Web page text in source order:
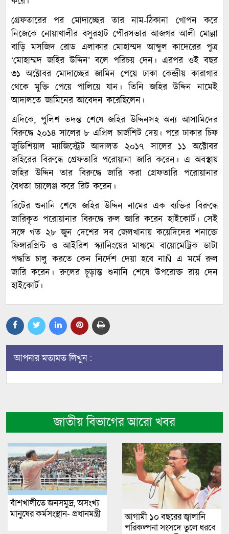
গ্রেফতারের পর মোদাচ্ছের তার নাম-ঠিকানা গোপন করে
নিজেকে নোয়াখালীর বসুরহাট পৌরসভার আজগর আলী মোল্লা
বাড়ি মসজিদ রোড এলাকার মোহাম্মদ আব্দুল কাদেরের পুত্র
‘মোহাম্মদ জহির উদ্দিন’ বলে পরিচয় দেন। এরপর ওই বছর
৩১ অক্টোবর মোদাচ্ছের জামিন পেয়ে ঢাকা কেন্দ্রীয় কারাগার
থেকে মুক্তি পেয়ে পালিয়ে যান। তিনি জহির উদ্দিন নামেই
আদালতে জামিনের আবেদন করেছিলেন।
এদিকে, পুলিশ তদন্ত শেষে জহির উদ্দিনসহ অন্য আসামিদের
বিরুদ্ধে ২০১৪ সালের ৮ এপ্রিল চার্জশিট দেয়। পরে ঢাকার চিফ
জুডিশিয়াল ম্যাজিস্ট্রেট আদালত ২০১৭ সালের ১১ অক্টোবর
জহিরের বিরুদ্ধে গ্রেফতারি পরোয়ানা জারি করেন। এ অবস্থায়
জহির উদ্দিন তার বিরুদ্ধে জারি করা গ্রেফতারি পরোয়ানার
বৈধতা চ্যালেঞ্জ করে রিট করেন।
রিটের শুনানি শেষে জহির উদ্দিন নামের এক ব্যক্তির বিরুদ্ধে
জারিকৃত পরোয়ানার বিরুদ্ধে রুল জারি করেন হাইকোর্ট। সেই
সঙ্গে গত ২৮ জুন দেশের সব জেলখানায় কয়েদিদের শনাক্তে
ফিঙ্গারপ্রিন্ট ও আইরিশ স্ক্যানিংয়ের মাধ্যমে বায়োমেট্রিক ডাটা
পদ্ধতি চালু করতে কেন নির্দেশ দেয়া হবে নাÑ এ মর্মে রুল
জারি করেন। রুলের চূড়ান্ত শুনানি শেষে উপরোক্ত রায় দেন
হাইকোর্ট।
আপনার মতামত লিখুন :
জাতীয় বিভাগের আরো খবর
বাঁশখালীতে জনসমুদ্র, অসংখ্য
মানুষের কর্মসংস্থান- প্রধানমন্ত্রী
আগামী ১০ বছরের জ্বালানি
পরিকল্পনা সংসদে তুলে ধরবে